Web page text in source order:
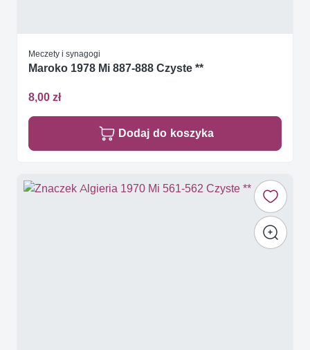
Meczety i synagogi
Maroko 1978 Mi 887-888 Czyste **
8,00 zł
Dodaj do koszyka